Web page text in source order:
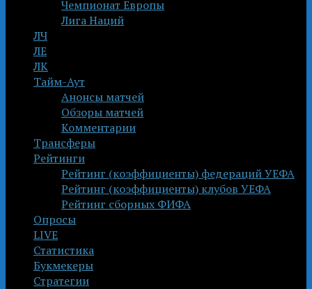
Чемпионат Европы
Лига Наций
ЛЧ
ЛЕ
ЛК
Тайм-Аут
Анонсы матчей
Обзоры матчей
Комментарии
Трансферы
Рейтинги
Рейтинг (коэффициенты) федераций УЕФА
Рейтинг (коэффициенты) клубов УЕФА
Рейтинг сборных ФИФА
Опросы
LIVE
Статистика
Букмекеры
Стратегии